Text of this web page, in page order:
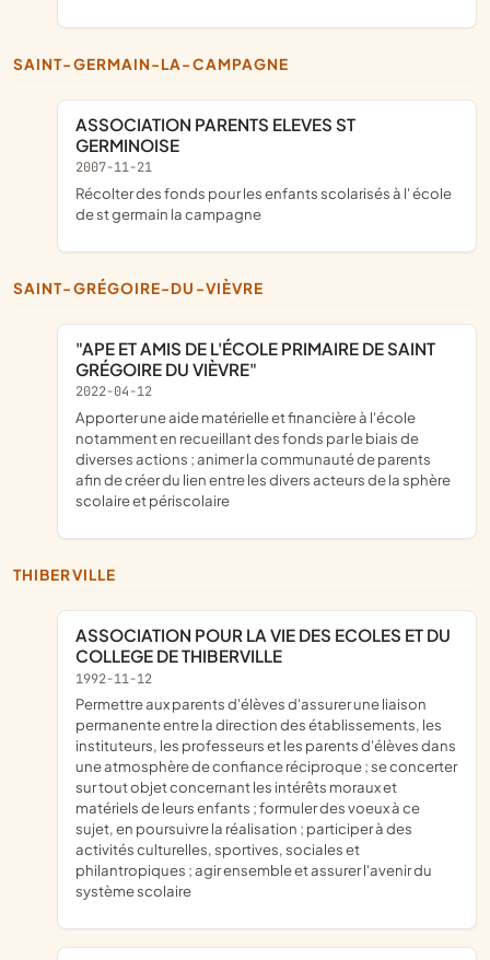
SAINT-GERMAIN-LA-CAMPAGNE
ASSOCIATION PARENTS ELEVES ST
GERMINOISE
2007-11-21
récolter des fonds pour les enfants scolarisés à l' école
de st germain la campagne
SAINT-GRÉGOIRE-DU-VIÈVRE
"APE ET AMIS DE L'ÉCOLE PRIMAIRE DE SAINT
GRÉGOIRE DU VIÈVRE"
2022-04-12
apporter une aide matérielle et financière à l'école
notamment en recueillant des fonds par le biais de
diverses actions ; animer la communauté de parents
afin de créer du lien entre les divers acteurs de la sphère
scolaire et périscolaire
THIBERVILLE
ASSOCIATION POUR LA VIE DES ECOLES ET DU
COLLEGE DE THIBERVILLE
1992-11-12
permettre aux parents d'élèves d'assurer une liaison
permanente entre la direction des établissements, les
instituteurs, les professeurs et les parents d'élèves dans
une atmosphère de confiance réciproque ; se concerter
sur tout objet concernant les intérêts moraux et
matériels de leurs enfants ; formuler des voeux à ce
sujet, en poursuivre la réalisation ; participer à des
activités culturelles, sportives, sociales et
philantropiques ; agir ensemble et assurer l'avenir du
système scolaire